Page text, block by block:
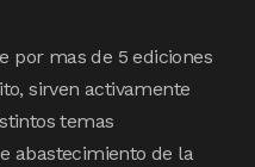
por mas de 5 ediciones
sirven activamente
temas
abastecimiento de la